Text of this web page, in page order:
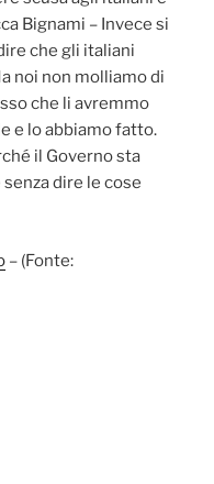
Bignami – Invece si
che gli italiani
noi non molliamo di
che li avremmo
e lo abbiamo fatto.
il Governo sta
dire le cose
– (Fonte: